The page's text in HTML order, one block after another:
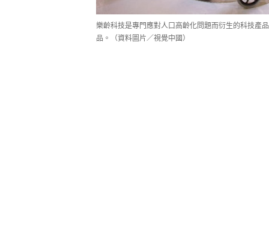
樂齡科技是專門應對人口高齡化問題而衍生的科技產
品。（資料圖片／視覺中國）